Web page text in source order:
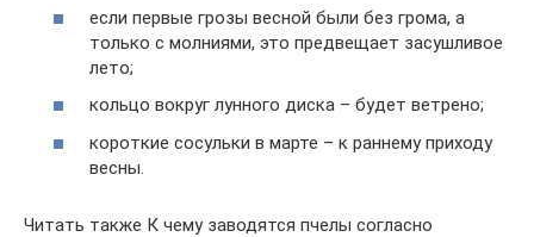
если первые грозы весной были без грома, а
только с молниями, это предвещает засушливое
лето;
кольцо вокруг лунного диска – будет ветрено;
короткие сосульки в марте – к раннему приходу
весны.
Читать также К чему заводятся пчелы согласно